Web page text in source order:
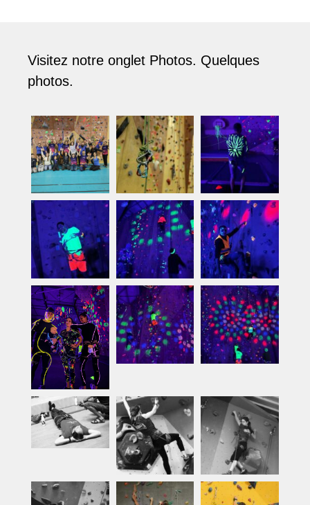
Visitez notre onglet Photos. Quelques
photos.